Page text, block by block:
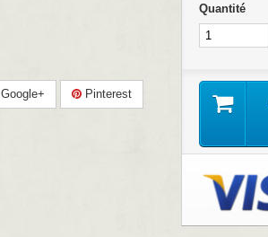
Google+ Pinterest
Quantité